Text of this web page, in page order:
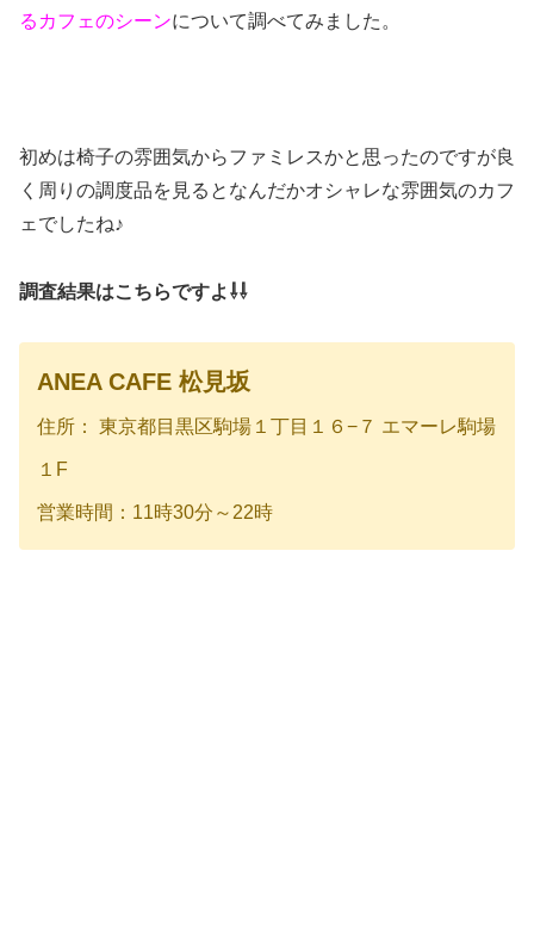
るカフェのシーンについて調べてみました。
初めは椅子の雰囲気からファミレスかと思ったのですが良
く周りの調度品を見るとなんだかオシャレな雰囲気のカフ
ェでしたね♪
調査結果はこちらですよ⇩⇩
ANEA CAFE 松見坂
住所： 東京都目黒区駒場１丁目１６−７ エマーレ駒場
１F
営業時間：11時30分～22時